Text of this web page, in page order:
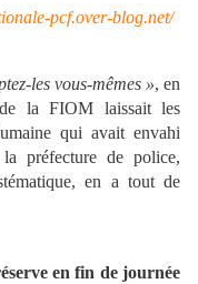
pcf.over-blog.net/
les vous-mêmes », en
la FIOM laissait les
qui avait envahi
préfecture de police,
en a tout de
en fin de journée